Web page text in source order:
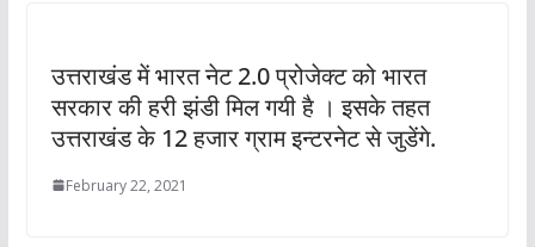
उत्तराखंड में भारत नेट 2.0 प्रोजेक्ट को भारत
सरकार की हरी झंडी मिल गयी है । इसके तहत
उत्तराखंड के 12 हजार ग्राम इन्टरनेट से जुडेंगे.
February 22, 2021